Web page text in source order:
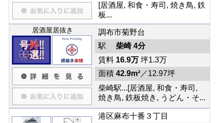
[居酒屋, 和食・寿司, 焼き鳥, 鉄
板...
居酒屋居抜き
調布市菊野台
駅 柴崎 4分
賃料 16.9万坪1.3万
面積 42.9m²／12.97坪
柴崎駅...[居酒屋, 和食・寿司,
焼き鳥, 鉄板焼き, うどん・そ...
港区麻布十番３丁目